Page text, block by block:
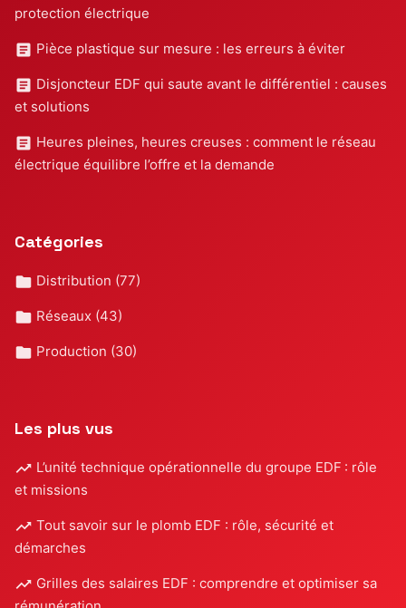
protection électrique
Pièce plastique sur mesure : les erreurs à éviter
Disjoncteur EDF qui saute avant le différentiel : causes
et solutions
Heures pleines, heures creuses : comment le réseau
électrique équilibre l’offre et la demande
Catégories
Distribution (77)
Réseaux (43)
Production (30)
Les plus vus
L’unité technique opérationnelle du groupe EDF : rôle
et missions
Tout savoir sur le plomb EDF : rôle, sécurité et
démarches
Grilles des salaires EDF : comprendre et optimiser sa